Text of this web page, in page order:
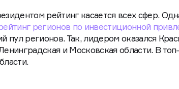
рейтинг касается всех сфер.
регионов по инвестиционной
пул регионов. Так, лидером оказался
и Московская области. В